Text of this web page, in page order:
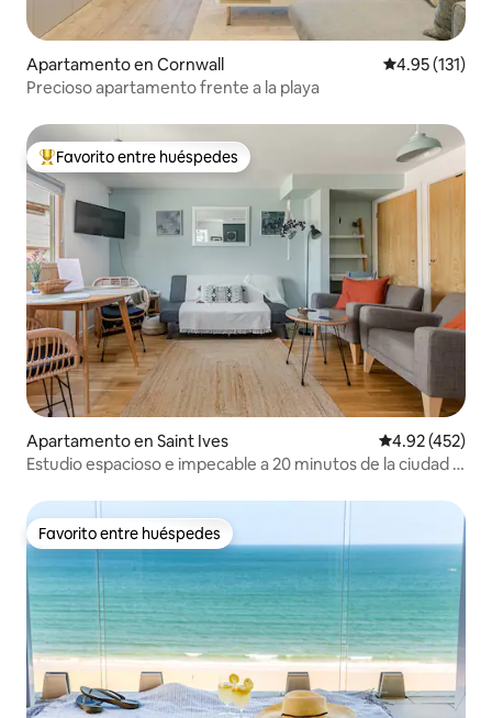
Apartamento en Cornwall Calificación
4.95 (131)
Precioso apartamento frente a la playa
Favorito entre huéspedes preferido
Favorito entre huéspedes
Apartamento en Saint Ives Calificación
4.92 (452)
Estudio espacioso e impecable a 20 minutos de la ciudad y
Favorito entre huéspedes
Favorito entre huéspedes